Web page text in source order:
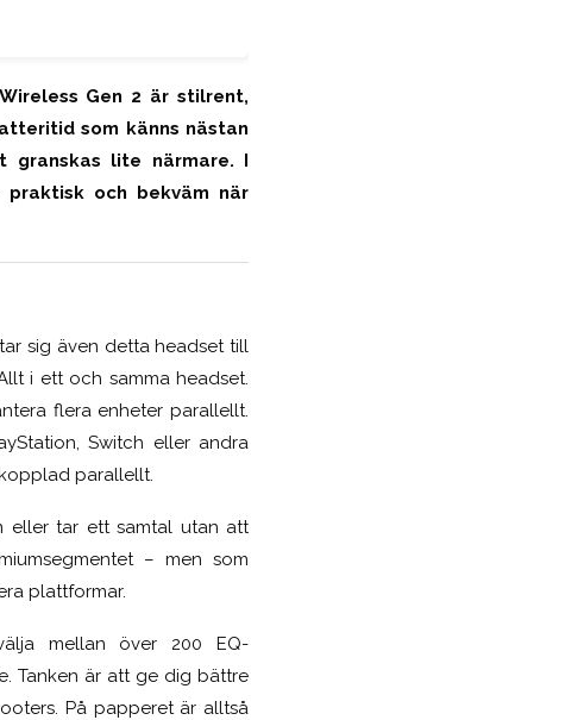
Gen 2 är stilrent,
som känns nästan
lite närmare. I
och bekväm när
sig även detta headset till
i ett och samma headset.
flera enheter parallellt.
Switch eller andra
parallellt.
eller tar ett samtal utan att
– men som
plattformar.
mellan över 200 EQ-
Tanken är att ge dig bättre
På papperet är alltså